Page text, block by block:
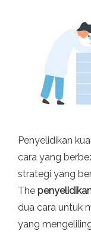
Penyelidikan
cara yang
strategi yang
The
dua cara untuk
yang